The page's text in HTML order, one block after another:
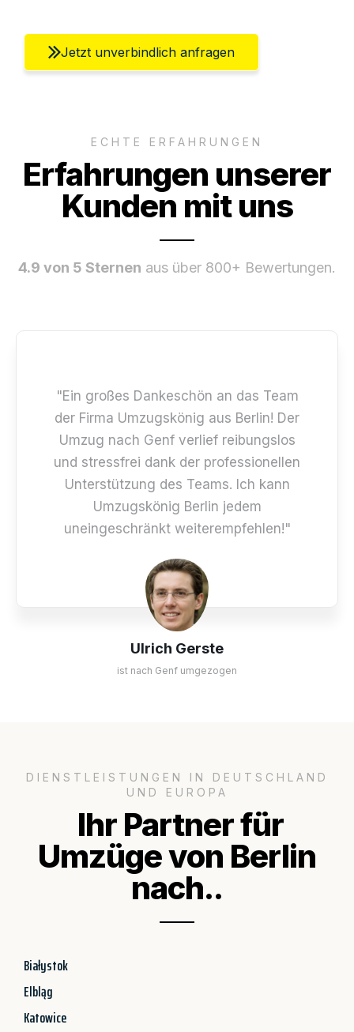
Jetzt unverbindlich anfragen
ECHTE ERFAHRUNGEN
Erfahrungen unserer
Kunden mit uns
4.9 von 5 Sternen aus über 800+ Bewertungen.
Ulrich Gerste
ist nach Genf umgezogen
"Ein großes Dankeschön an das Team
der Firma Umzugskönig aus Berlin! Der
Umzug nach Genf verlief reibungslos
und stressfrei dank der professionellen
Unterstützung des Teams. Ich kann
Umzugskönig Berlin jedem
uneingeschränkt weiterempfehlen!"
DIENSTLEISTUNGEN IN DEUTSCHLAND
UND EUROPA
Ihr Partner für
Umzüge von Berlin
nach..
Białystok
Elbląg
Katowice